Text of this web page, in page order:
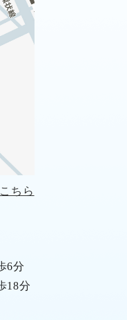
ちら
6分
18分